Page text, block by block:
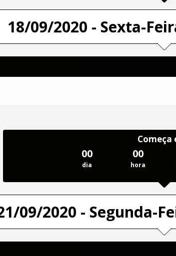
18/09/2020 - Sexta-
Começa
00
dia
00
hora
09/2020 - Segunda-